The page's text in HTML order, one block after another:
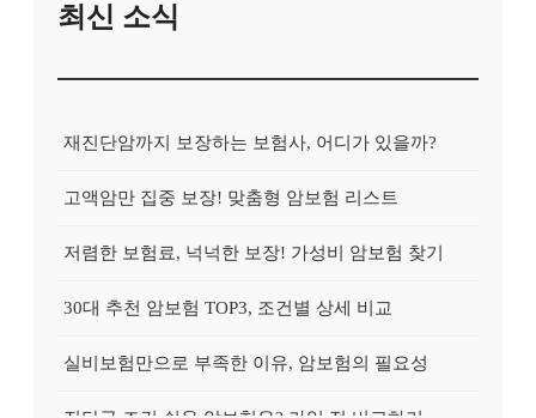
최신 소식
재진단암까지 보장하는 보험사, 어디가 있을까?
고액암만 집중 보장! 맞춤형 암보험 리스트
저렴한 보험료, 넉넉한 보장! 가성비 암보험 찾기
30대 추천 암보험 TOP3, 조건별 상세 비교
실비보험만으로 부족한 이유, 암보험의 필요성